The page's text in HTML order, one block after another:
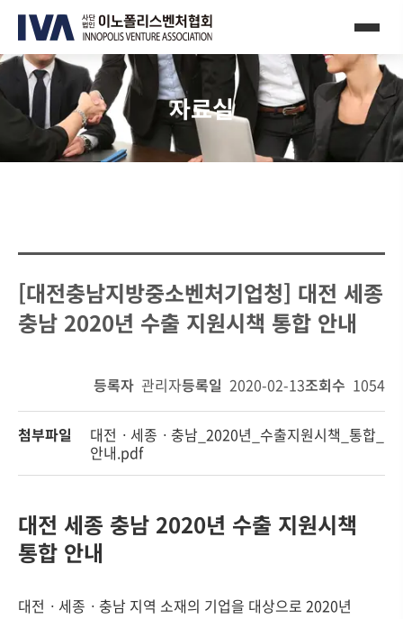
자료실
[대전충남지방중소벤처기업청] 대전 세종
충남 2020년 수출 지원시책 통합 안내
등록자 관리자등록일 2020-02-13조회수 1054
첨부파일
대전ㆍ세종ㆍ충남_2020년_수출지원시책_통합_
안내.pdf
대전 세종 충남 2020년 수출 지원시책
통합 안내
대전ㆍ세종ㆍ충남 지역 소재의 기업을 대상으로 2020년